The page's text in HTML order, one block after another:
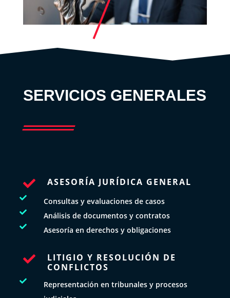
SERVICIOS GENERALES
 ASESORÍA JURÍDICA GENERAL
 Consultas y evaluaciones de casos
 Análisis de documentos y contratos
 Asesoría en derechos y obligaciones

LITIGIO Y RESOLUCIÓN DE
CONFLICTOS

Representación en tribunales y procesos